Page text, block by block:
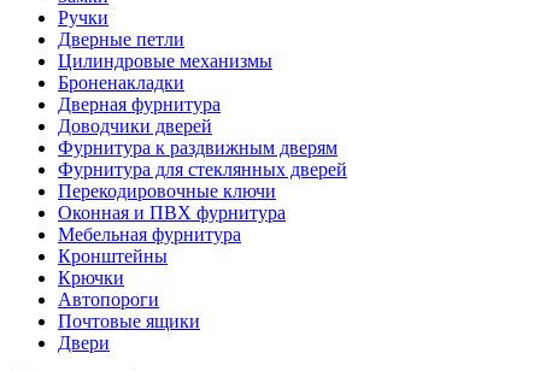
Ручки
Дверные петли
Цилиндровые механизмы
Броненакладки
Дверная фурнитура
Доводчики дверей
Фурнитура к раздвижным дверям
Фурнитура для стеклянных дверей
Перекодировочные ключи
Оконная и ПВХ фурнитура
Мебельная фурнитура
Кронштейны
Крючки
Автопороги
Почтовые ящики
Двери